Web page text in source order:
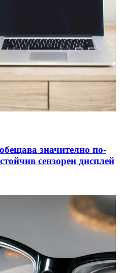
значително по-
сензорен дисплей